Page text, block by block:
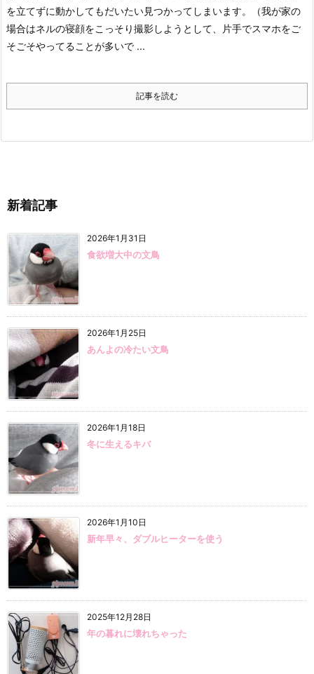
を立てずに動かしてもだいたい見つかってしまいます。
（我が家の
場合はネルの寝顔をこっそり撮影しようとして、片手でスマホをご
そごそやってることが多いで ...
記事を読む
新着記事
2026年1月31日
食欲増大中の文鳥
2026年1月25日
あんよの冷たい文鳥
2026年1月18日
冬に生えるキバ
2026年1月10日
新年早々、ダブルヒーターを使う
2025年12月28日
年の暮れに壊れちゃった